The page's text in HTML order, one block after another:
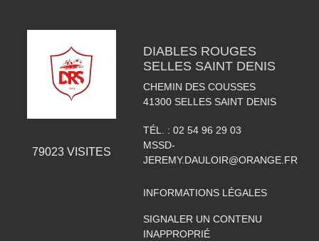
79023VISITES
DIABLES ROUGES
SELLES SAINT DENIS
CHEMIN DES COUSSES
41300 SELLES SAINT DENIS
TÉL. : 02 54 96 29 03
MSSD-
JEREMY.DAULOIR@ORANGE.FR
INFORMATIONS LÉGALES
SIGNALER UN CONTENU
INAPPROPRIÉ